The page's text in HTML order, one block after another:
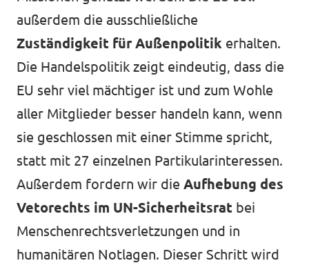
außerdem die ausschließliche
Zuständigkeit für Außenpolitik erhalten.
Die Handelspolitik zeigt eindeutig, dass die
EU sehr viel mächtiger ist und zum Wohle
aller Mitglieder besser handeln kann, wenn
sie geschlossen mit einer Stimme spricht,
statt mit 27 einzelnen Partikularinteressen.
Außerdem fordern wir die Aufhebung des
Vetorechts im UN-Sicherheitsrat bei
Menschenrechtsverletzungen und in
humanitären Notlagen. Dieser Schritt wird